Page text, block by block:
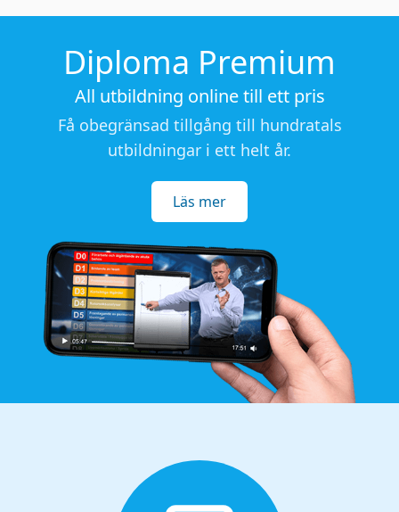
Diploma Premium
All utbildning online till ett pris
Få obegränsad tillgång till hundratals
utbildningar i ett helt år.
Läs mer